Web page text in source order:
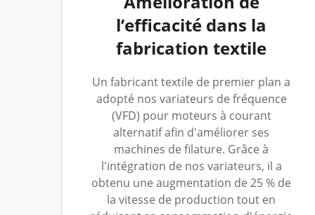
l’efficacité dans la
fabrication textile
Un fabricant textile de premier plan a
adopté nos variateurs de fréquence
(VFD) pour moteurs à courant
alternatif afin d'améliorer ses
machines de filature. Grâce à
l'intégration de nos variateurs, il a
obtenu une augmentation de 25 % de
la vitesse de production tout en